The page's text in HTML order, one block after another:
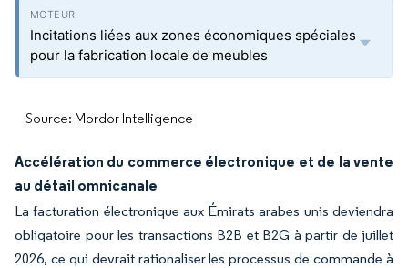
Incitations liées aux zones économiques spéciales
pour la fabrication locale de meubles
Source: Mordor Intelligence
Accélération du commerce électronique et de la vente
au détail omnicanale
La facturation électronique aux Émirats arabes unis deviendra
obligatoire pour les transactions B2B et B2G à partir de juillet
2026, ce qui devrait rationaliser les processus de commande à